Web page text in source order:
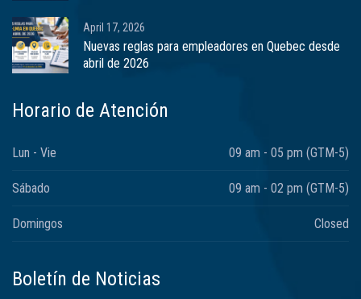
April 17, 2026
Nuevas reglas para empleadores en Quebec desde
abril de 2026
Horario de Atención
Lun - Vie 09 am - 05 pm (GTM-5)
Sábado 09 am - 02 pm (GTM-5)
Domingos Closed
Boletín de Noticias